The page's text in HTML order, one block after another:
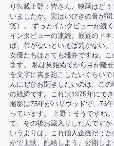
り転載上野：皆さん、映画はど
いましたか。実はいびきの音が
笑）。 ずっとインタビューが続
インタビューの連続。最近のド
ば、芸がないといえば芸がない
女優たちはとても雄弁ですね。
ます。 私は見始めてから目が離
を文字に書き起こしたいぐらい
んにぜひお聞きしたいのは、こ
の経緯です。これは1975年にで
撮影は75年がハリウッドで、76
っています。 上野：そうですね
て、その後お蔵入りしたんです
いうよりは、これ個人企画だった
かで上映、配給しよう、公開し